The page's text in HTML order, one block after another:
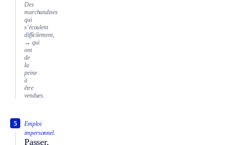
Des
marchandises
qui
s’écoulent
difficilement,
→ qui
ont
de
la
peine
à
être
vendues.
Emploi
impersonnel.
Passer,
5